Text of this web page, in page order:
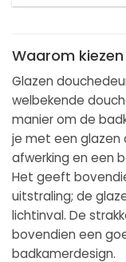
Waarom
Glazen
welbekende
manier om de
je met een glazen
afwerking en een
Het geeft
uitstraling; de
lichtinval. De
bovendien een
badkamerdesign.